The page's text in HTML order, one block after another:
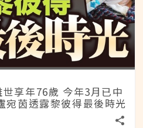
享年76歲 今年3月已中
宛茵透露黎彼得最後時光